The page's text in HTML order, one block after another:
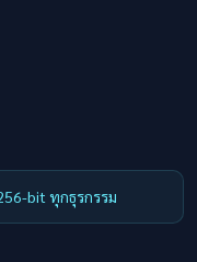
bit ทุกธุรกรรม